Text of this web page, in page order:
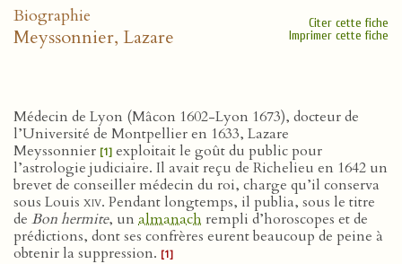
Biographie
Meyssonnier, Lazare
Citer cette fiche
Imprimer cette fiche
Médecin de Lyon (Mâcon 1602-Lyon 1673), docteur de
l’Université de Montpellier en 1633, Lazare
Meyssonnier [1] exploitait le goût du public pour
l’astrologie judiciaire. Il avait reçu de Richelieu en 1642 un
brevet de conseiller médecin du roi, charge qu’il conserva
sous Louis xiv. Pendant longtemps, il publia, sous le titre
de Bon hermite, un almanach rempli d’horoscopes et de
prédictions, dont ses confrères eurent beaucoup de peine à
obtenir la suppression. [1]